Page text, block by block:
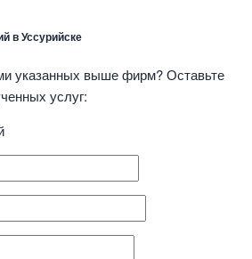
в Уссурийске
указанных выше фирм? Оставьте
услуг: